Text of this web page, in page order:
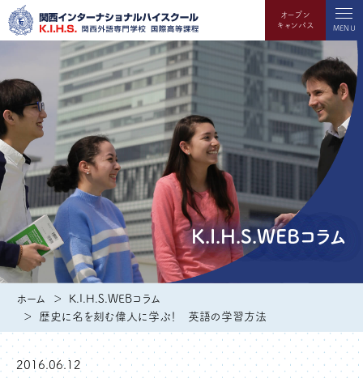
オープン
キャンパス
MENU
K.I.H.S.WEBコラム
ホーム
K.I.H.S.WEBコラム
歴史に名を刻む偉人に学ぶ！ 英語の学習方法
2016.06.12